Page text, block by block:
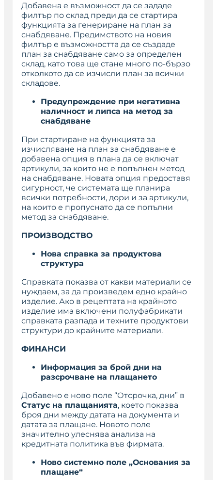
Добавена е възможност да се зададе
филтър по склад преди да се стартира
функцията за генериране на план за
снабдяване. Предимството на новия
филтър е възможността да се създаде
план за снабдяване само за определен
склад, като това ще стане много по-бързо
отколкото да се изчисли план за всички
складове.
Предупреждение при негативна
наличност и липса на метод за
снабдяване
При стартиране на функцията за
изчисляване на план за снабдяване е
добавена опция в плана да се включат
артикули, за които не е попълнен метод
на снабдяване. Новата опция предоставя
сигурност, че системата ще планира
всички потребности, дори и за артикули,
на които е пропуснато да се попълни
метод за снабдяване.
ПРОИЗВОДСТВО
Нова справка за продуктова
структура
Справката показва от какви материали се
нуждаем, за да произведем едно крайно
изделие. Ако в рецептата на крайното
изделие има включени полуфабрикати
справката разпада и техните продуктови
структури до крайните материали.
ФИНАНСИ
Информация за брой дни на
разсрочване на плащането
Добавено е ново поле “Отсрочка, дни” в
Статус на плащанията, което показва
броя дни между датата на документа и
датата за плащане. Новото поле
значително улеснява анализа на
кредитната политика във фирмата.
Ново системно поле „Основания за
плащане“